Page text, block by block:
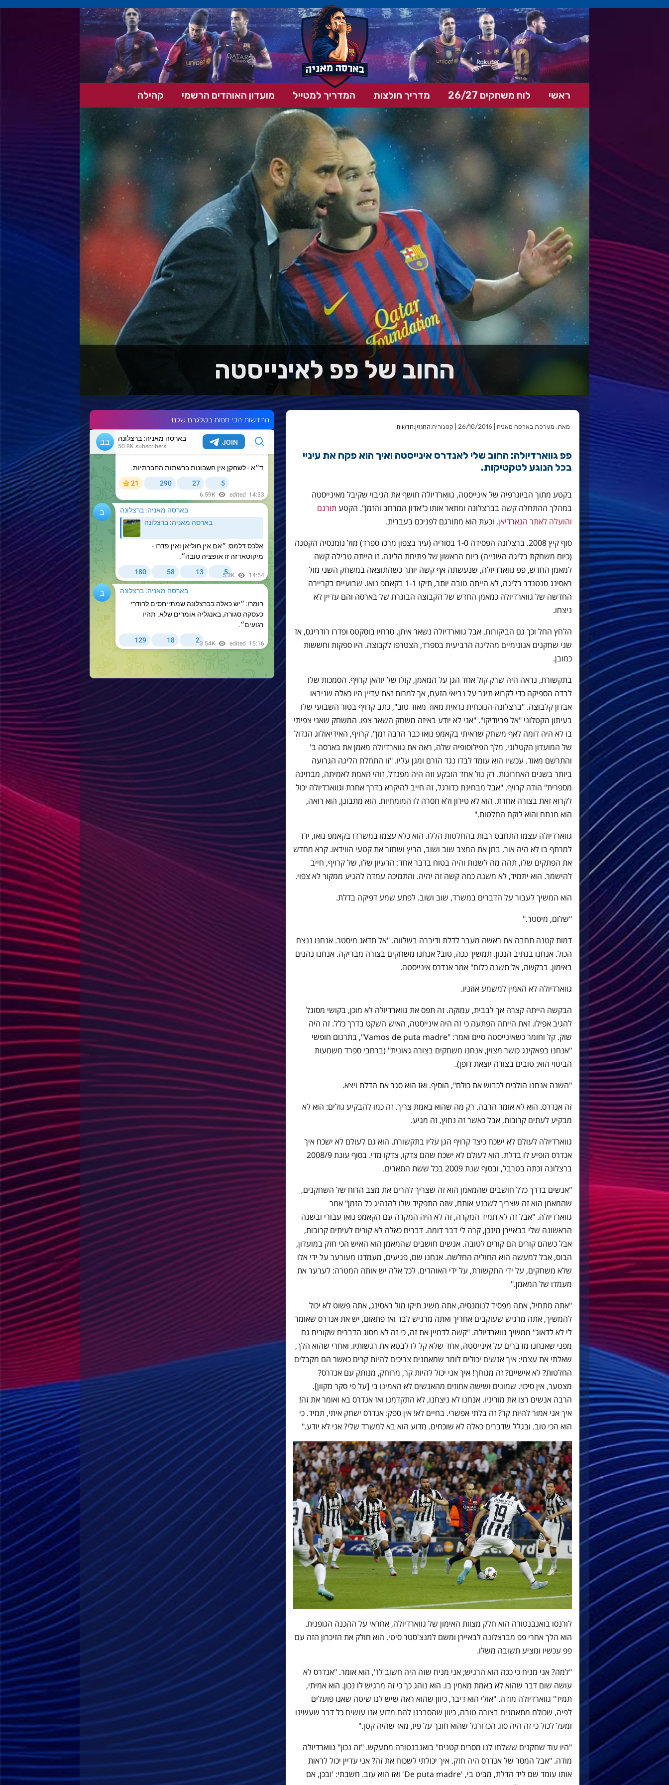
ראשי לוח משחקים 26/27 מדריך חולצות המדריך למטייל מועדון האוהדים הרשמי קהילה
החוב של פפ לאינייסטה
מאת: מערכת בארסה מאניה | 26/10/2016 | קטגוריה: המגזין,חדשות
פפ גווארדיולה: החוב שלי לאנדרס אינייסטה ואיך הוא פקח את עיניי
בכל הנוגע לטקטיקות.
בקטע מתוך הביוגרפיה של אינייסטה, גווארדיולה חושף את הגיבוי שקיבל מאינייסטה
במהלך ההתחלה קשה בברצלונה ומתאר אותו כ"אדון המרחב והזמן". הקטע תורגם
והועלה לאתר הגארדיאן, וכעת הוא מתורגם לפניכם בעברית.
סוף קיץ 2008. ברצלונה הפסידה 1-0 בסוריה (עיר בצפון מרכז ספרד) מול נומנסיה הקטנה
(כיום משחקת בליגה השנייה) ביום הראשון של פתיחת הליגה. זו הייתה טבילה קשה
למאמן החדש, פפ גווארדיולה, שנעשתה אף קשה יותר כשהתוצאה במשחק השני מול
ראסינג סנטנדר בליגה, לא הייתה טובה יותר, תיקו 1-1 בקאמפ נואו. שבועיים בקריירה
החדשה של גווארדיולה כמאמן החדש של הקבוצה הבוגרת של בארסה והם עדיין לא
ניצחו.
הלחץ החל וכך גם הביקורות, אבל גווארדיולה נשאר איתן. סרחיו בוסקטס ופדרו רודריגס, אז
שני שחקנים אנונימיים מהליגה הרביעית בספרד, הצטרפו לקבוצה. היו ספקות וחששות
כמובן.
בתקשורת, נראה היה שרק קול אחד הגן על המאמן, קולו של יוהאן קרויף. הסמכות שלו
לבדה הספיקה כדי לקרוא תיגר על נביאי הזעם, אך למרות זאת עדיין היו כאלה שניבאו
אבדון קלבוצה. "ברצלונה הנוכחית נראית מאוד מאוד טוב", כתב קרויף בטור השבועי שלו
בעיתון הקטלוני "אל פריודיקו". "אני לא יודע באיזה משחק השאר צפו. המשחק שאני צפיתי
בו לא היה דומה לאף משחק שראיתי בקאמפ נואו כבר הרבה זמן". קרויף, האידיאולוג הגדול
של המועדון הקטלוני, מלך הפילוסופיה שלה, ראה את גווארדיולה מאמן את בארסה ב'
והתרשם מאוד. עכשיו הוא עומד לבדו נגד הזרם ומגן עליו. "זו התחלת הליגה הגרועה
ביותר בשנים האחרונות. רק גול אחד הובקע וזה היה מפנדל, זוהי האמת לאמיתה, מבחינה
מספרית" הודה קרויף. "אבל מבחינת כדורגל, זה חייב להיקרא בדרך אחרת וגווארדיולה יכול
לקרוא זאת בצורה אחרת. הוא לא טירון ולא חסרה לו המומחיות. הוא מתבונן, הוא רואה,
הוא מנתח והוא לוקח החלטות."
גווארדיולה עצמו התחבט רבות בהחלטות הללו. הוא כלא עצמו במשרדו בקאמפ נואו, ירד
למרתף בו לא היה אור, בחן את המצב שוב ושוב, הריץ ושחזר את קטעי הווידאו. קרא מחדש
את הפתקים שלו, תהה מה לשנות והיה בטוח בדבר אחד: הרעיון שלו, של קרויף, חייב
להישמר. הוא יתמיד, לא משנה כמה קשה זה יהיה. והתמיכה עמדה להגיע ממקור לא צפוי.
הוא המשיך לעבור על הדברים במשרד, שוב ושוב. לפתע שמע דפיקה בדלת.
"שלום, מיסטר."
דמות קטנה תחבה את ראשה מעבר לדלת ודיברה בשלווה. "אל תדאג מיסטר. אנחנו ננצח
הכול. אנחנו בנתיב הנכון. תמשיך ככה, טוב? אנחנו משחקים בצורה מבריקה. אנחנו נהנים
באימון. בבקשה, אל תשנה כלום" אמר אנדרס אינייסטה.
גווארדיולה לא האמין למשמע אוזניו.
הבקשה הייתה קצרה אך לבבית, עמוקה. זה תפס את גווארדיולה לא מוכן, בקושי מסוגל
להגיב אפילו. זאת הייתה הפתעה כי זה היה אינייסטה, האיש השקט בדרך כלל. זה היה
שוק. קל וחומר כשאינייסטה סיים ואמר: "Vamos de puta madre", בתרגום חופשי
"אנחנו בפאקינג כושר מצוין, אנחנו משחקים בצורה גאונית" (ברחבי ספרד משמעות
הביטוי הוא: טובים בצורה יוצאת דופן).
"השנה אנחנו הולכים לכבוש את כולם", הוסיף. ואז הוא סגר את הדלת ויצא.
זה אנדרס. הוא לא אומר הרבה. רק מה שהוא באמת צריך. זה כמו להבקיע גולים: הוא לא
מבקיע לעתים קרובות, אבל כאשר זה נחוץ, זה מגיע.
גווארדיולה לעולם לא ישכח כיצד קרויף הגן עליו בתקשורת. הוא גם לעולם לא ישכח איך
אנדרס הופיע לו בדלת. הוא לעולם לא ישכח שהם צדקו, צדקו מדי. בסוף עונת 2008/9
ברצלונה זכתה בטרבל, ובסוף שנת 2009 בכל ששת התארים.
"אנשים בדרך כלל חושבים שהמאמן הוא זה שצריך להרים את מצב הרוח של השחקנים,
שהמאמן הוא זה שצריך לשכנע אותם, שזה התפקיד שלו להנהיג כל הזמן" אמר
גווארדיולה. "אבל זה לא תמיד המקרה, זה לא היה המקרה עם הקאמפ נואו עבורי ובשנה
הראשונה שלי בבאיירן מינכן, קרה לי דבר דומה. דברים כאלה לא קורים לעיתים קרובות,
אבל כשהם קורים הם קורים לטובה. אנשים חושבים שהמאמן הוא האיש הכי חזק במועדון,
הבוס, אבל למעשה הוא החוליה החלשה. אנחנו שם, פגיעים, מעמדנו מעורער על ידי אלו
שלא משחקים, על ידי התקשורת, על ידי האוהדים. לכל אלה יש אותה המטרה: לערער את
מעמדו של המאמן."
"אתה מתחיל, אתה מפסיד לנומנסיה, אתה משיג תיקו מול ראסינג, אתה פשוט לא יכול
להמשיך, אתה מרגיש שעוקבים אחריך ואתה מרגיש לבד ואז פתאום, יש את אנדרס שאומר
לי לא לדאוג" ממשיך גווארדיולה. "קשה לדמיין את זה, כי זה לא מסוג הדברים שקורים גם
מפני שאנחנו מדברים על אינייסטה, אחד שלא קל לו לבטא את רגשותיו. ואחרי שהוא הלך,
שאלתי את עצמי: איך אנשים יכולים לומר שמאמנים צריכים להיות קרים כאשר הם מקבלים
החלטות? לֹא אישיים? זה מגוחך! איך אני יכול להיות קר, מרוחק, מנותק עם אנדרס?
מצטער, אין סיכוי. שמונים ושישה אחוזים מהאנשים לא האמינו בי [על פי סקר מקוון].
הרבה אנשים רצו את מוריניו. אנחנו לא ניצחנו, לא התקדמנו ואז אנדרס בא ואומר את זה!
איך אני אמור להיות קר? זה בלתי אפשרי. בחיים לא! אין ספק: אנדרס ישחק איתי, תמיד. כי
הוא הכי טוב. ובגלל שדברים כאלה לא שוכחים. מדוע הוא בא למשרד שלי? אני לא יודע."
לורנסו בואנבנטורה הוא חלק מצוות האימון של גווארדיולה, אחראי על ההכנה הגופנית.
הוא הלך אחרי פפ מברצלונה לבאיירן ומשם למנצ'סטר סיטי. הוא חולק את הזיכרון הזה עם
פפ עכשיו ומציע תשובה משלו.
"למה? אני מניח כי ככה הוא הרגיש; אני מניח שזה היה חשוב לו", הוא אומר. "אנדרס לא
עושה שום דבר שהוא לא באמת מאמין בו. הוא נוהג כך כי זה מרגיש לו נכון. הוא אמיתי,
תמיד" גווארדיולה מודה. "אולי הוא דיבר, כיוון שהוא ראה שיש לנו שיטה שאנו פועלים
לפיה, שכולם מתאמנים בצורה טובה, כיוון שהסברנו להם מדוע אנו עושים כל דבר שעשינו
ומעל לכול כי זה היה סוג הכדורגל שהוא חונך על פיו, מאז שהיה קטן."
"היו עוד שחקנים ששלחו לנו מסרים קטנים" בואנבנטורה מתעקש. "זה נכון" גווארדיולה
מודה. "אבל המסר של אנדרס היה חזק. איך יכולתי לשכוח את זה? אני עדיין יכול לראות
אותו עומד שם ליד הדלת, מביט בי, 'De puta madre' ואז הוא עזב. חשבתי: 'ובכן, אם
החדשות הכי חמות בטלגרם שלנו